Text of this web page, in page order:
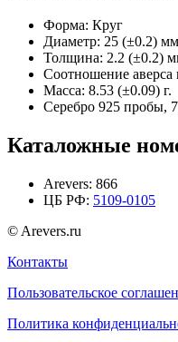
Форма: Круг
Диаметр: 25 (±0.2)
Толщина: 2.2 (±0.2)
Соотношение аверса
Масса: 8.53 (±0.09) г.
Серебро 925 пробы,
Каталожные
Arevers: 866
ЦБ РФ: 5109-0105
© Arevers.ru
Контакты
Пользовательское
Политика